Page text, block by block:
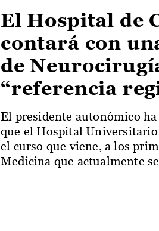
El Hospital de
contará con
de
“referencia
El presidente autonómico
que el Hospital Universitario
el curso que viene, a los
Medicina que actualmente